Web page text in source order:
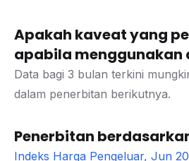
Apakah kaveat yang
apabila menggunakan
Data bagi 3 bulan terkini
dalam penerbitan berikutnya.
Penerbitan
Indeks Harga Pengeluar, Jun